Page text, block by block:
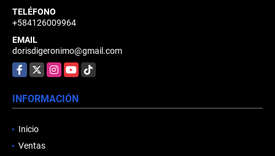
TELÉFONO
+584126009964
EMAIL
dorisdigeronimo@gmail.com
Facebook
X Instagram
YouTubeTikTok
INFORMACIÓN
Inicio
Ventas